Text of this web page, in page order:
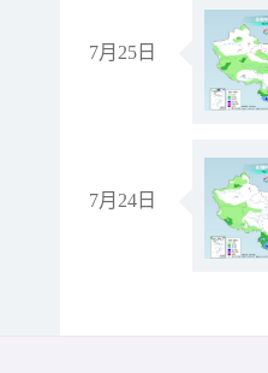
7月25日
7月24日